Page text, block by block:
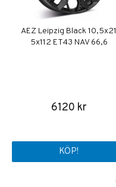
AEZ Leipzig Black 10,5x21
5x112 ET43 NAV 66,6
6120 kr
KÖP!